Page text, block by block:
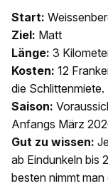
Start:
Ziel: Matt
Länge: 3
Kosten: 12
die Schlittenmiete.
Saison:
Anfangs März
Gut zu wissen:
ab Eindunkeln bis
besten nimmt